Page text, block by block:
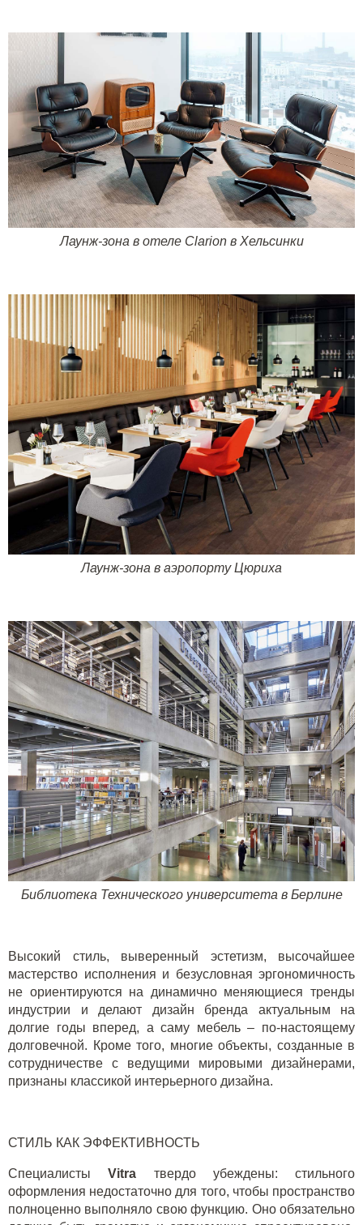
Лаунж-зона в отеле Clarion в Хельсинки
Лаунж-зона в аэропорту Цюриха
Библиотека Технического университета в Берлине
Высокий стиль, выверенный эстетизм, высочайшее
мастерство исполнения и безусловная эргономичность
не ориентируются на динамично меняющиеся тренды
индустрии и делают дизайн бренда актуальным на
долгие годы вперед, а саму мебель – по-настоящему
долговечной. Кроме того, многие объекты, созданные в
сотрудничестве с ведущими мировыми дизайнерами,
признаны классикой интерьерного дизайна.
СТИЛЬ КАК ЭФФЕКТИВНОСТЬ
СпециалистыVitra твердо убеждены: стильного
оформления недостаточно для того, чтобы пространство
полноценно выполняло свою функцию. Оно обязательно